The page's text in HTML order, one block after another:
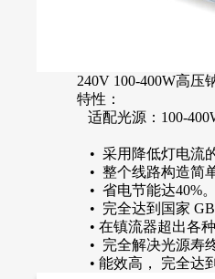
240V 100-400W高压
特性：
适配光源：100-400W
• 采用降低灯电流的
• 整个线路构造简单
• 省电节能达40%
• 完全达到国家
• 在镇流器超出各种
• 完全解决光源寿
• 能效高， 完全